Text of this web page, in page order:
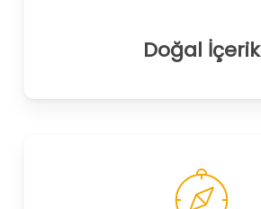
Doğal İçerik